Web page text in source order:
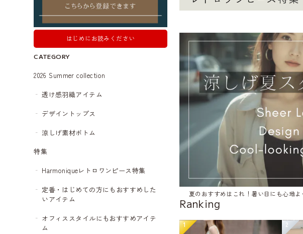
はじめにお読みください
CATEGORY
2026 Summer collection
透け感羽織アイテム
デザイントップス
涼しげ素材ボトム
特集
Harmoniqueレトロワンピース特集
定番・はじめての方にもおすすめした
いアイテム
オフィススタイルにもおすすめアイテ
ム
夏のおすすめはこれ！暑い日にも心地よ
Ranking
1 2